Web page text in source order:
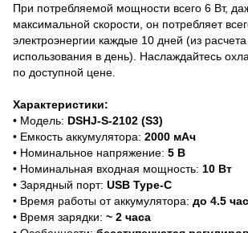
При потребляемой мощности всего 6 Вт,
максимальной скорости, он потребляет
электроэнергии каждые 10 дней (из
использования в день). Наслаждайтесь
по доступной цене.
Характеристики:
• Модель: DSHJ-S-2102 (S3)
• Емкость аккумулятора: 2000 мАч
• Номинальное напряжение: 5 В
• Номинальная входная мощность: 10 Вт
• Зарядный порт: USB Type-C
• Время работы от аккумулятора: до 4.5
• Время зарядки: ~ 2 часа